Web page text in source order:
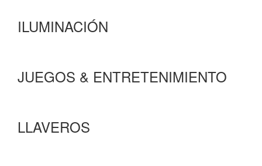
ILUMINACIÓN
JUEGOS & ENTRETENIMIENTO
LLAVEROS